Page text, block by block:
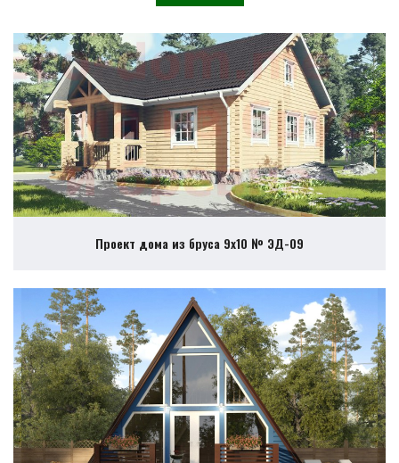
Проект дома из бруса 9х10 № ЭД-09